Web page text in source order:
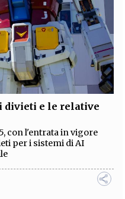
divieti e le relative
con l'entrata in vigore
per i sistemi di AI